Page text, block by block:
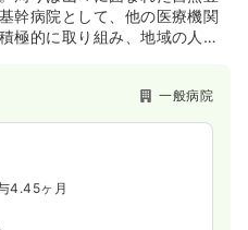
幹病院として、他の医療機関
極的に取り組み、地域の人に
一般病院
4.45ヶ月